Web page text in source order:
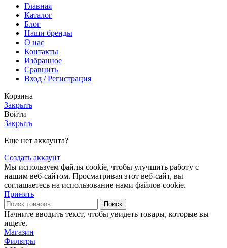
Главная
Каталог
Блог
Наши бренды
О нас
Контакты
Избранное
Сравнить
Вход / Регистрация
Корзина
Закрыть
Войти
Закрыть
Еще нет аккаунта?
Создать аккаунт
Мы используем файлы cookie, чтобы улучшить работу с
нашим веб-сайтом. Просматривая этот веб-сайт, вы
соглашаетесь на использование нами файлов cookie.
Принять
Поиск
Начните вводить текст, чтобы увидеть товары, которые вы
ищете.
Магазин
Фильтры